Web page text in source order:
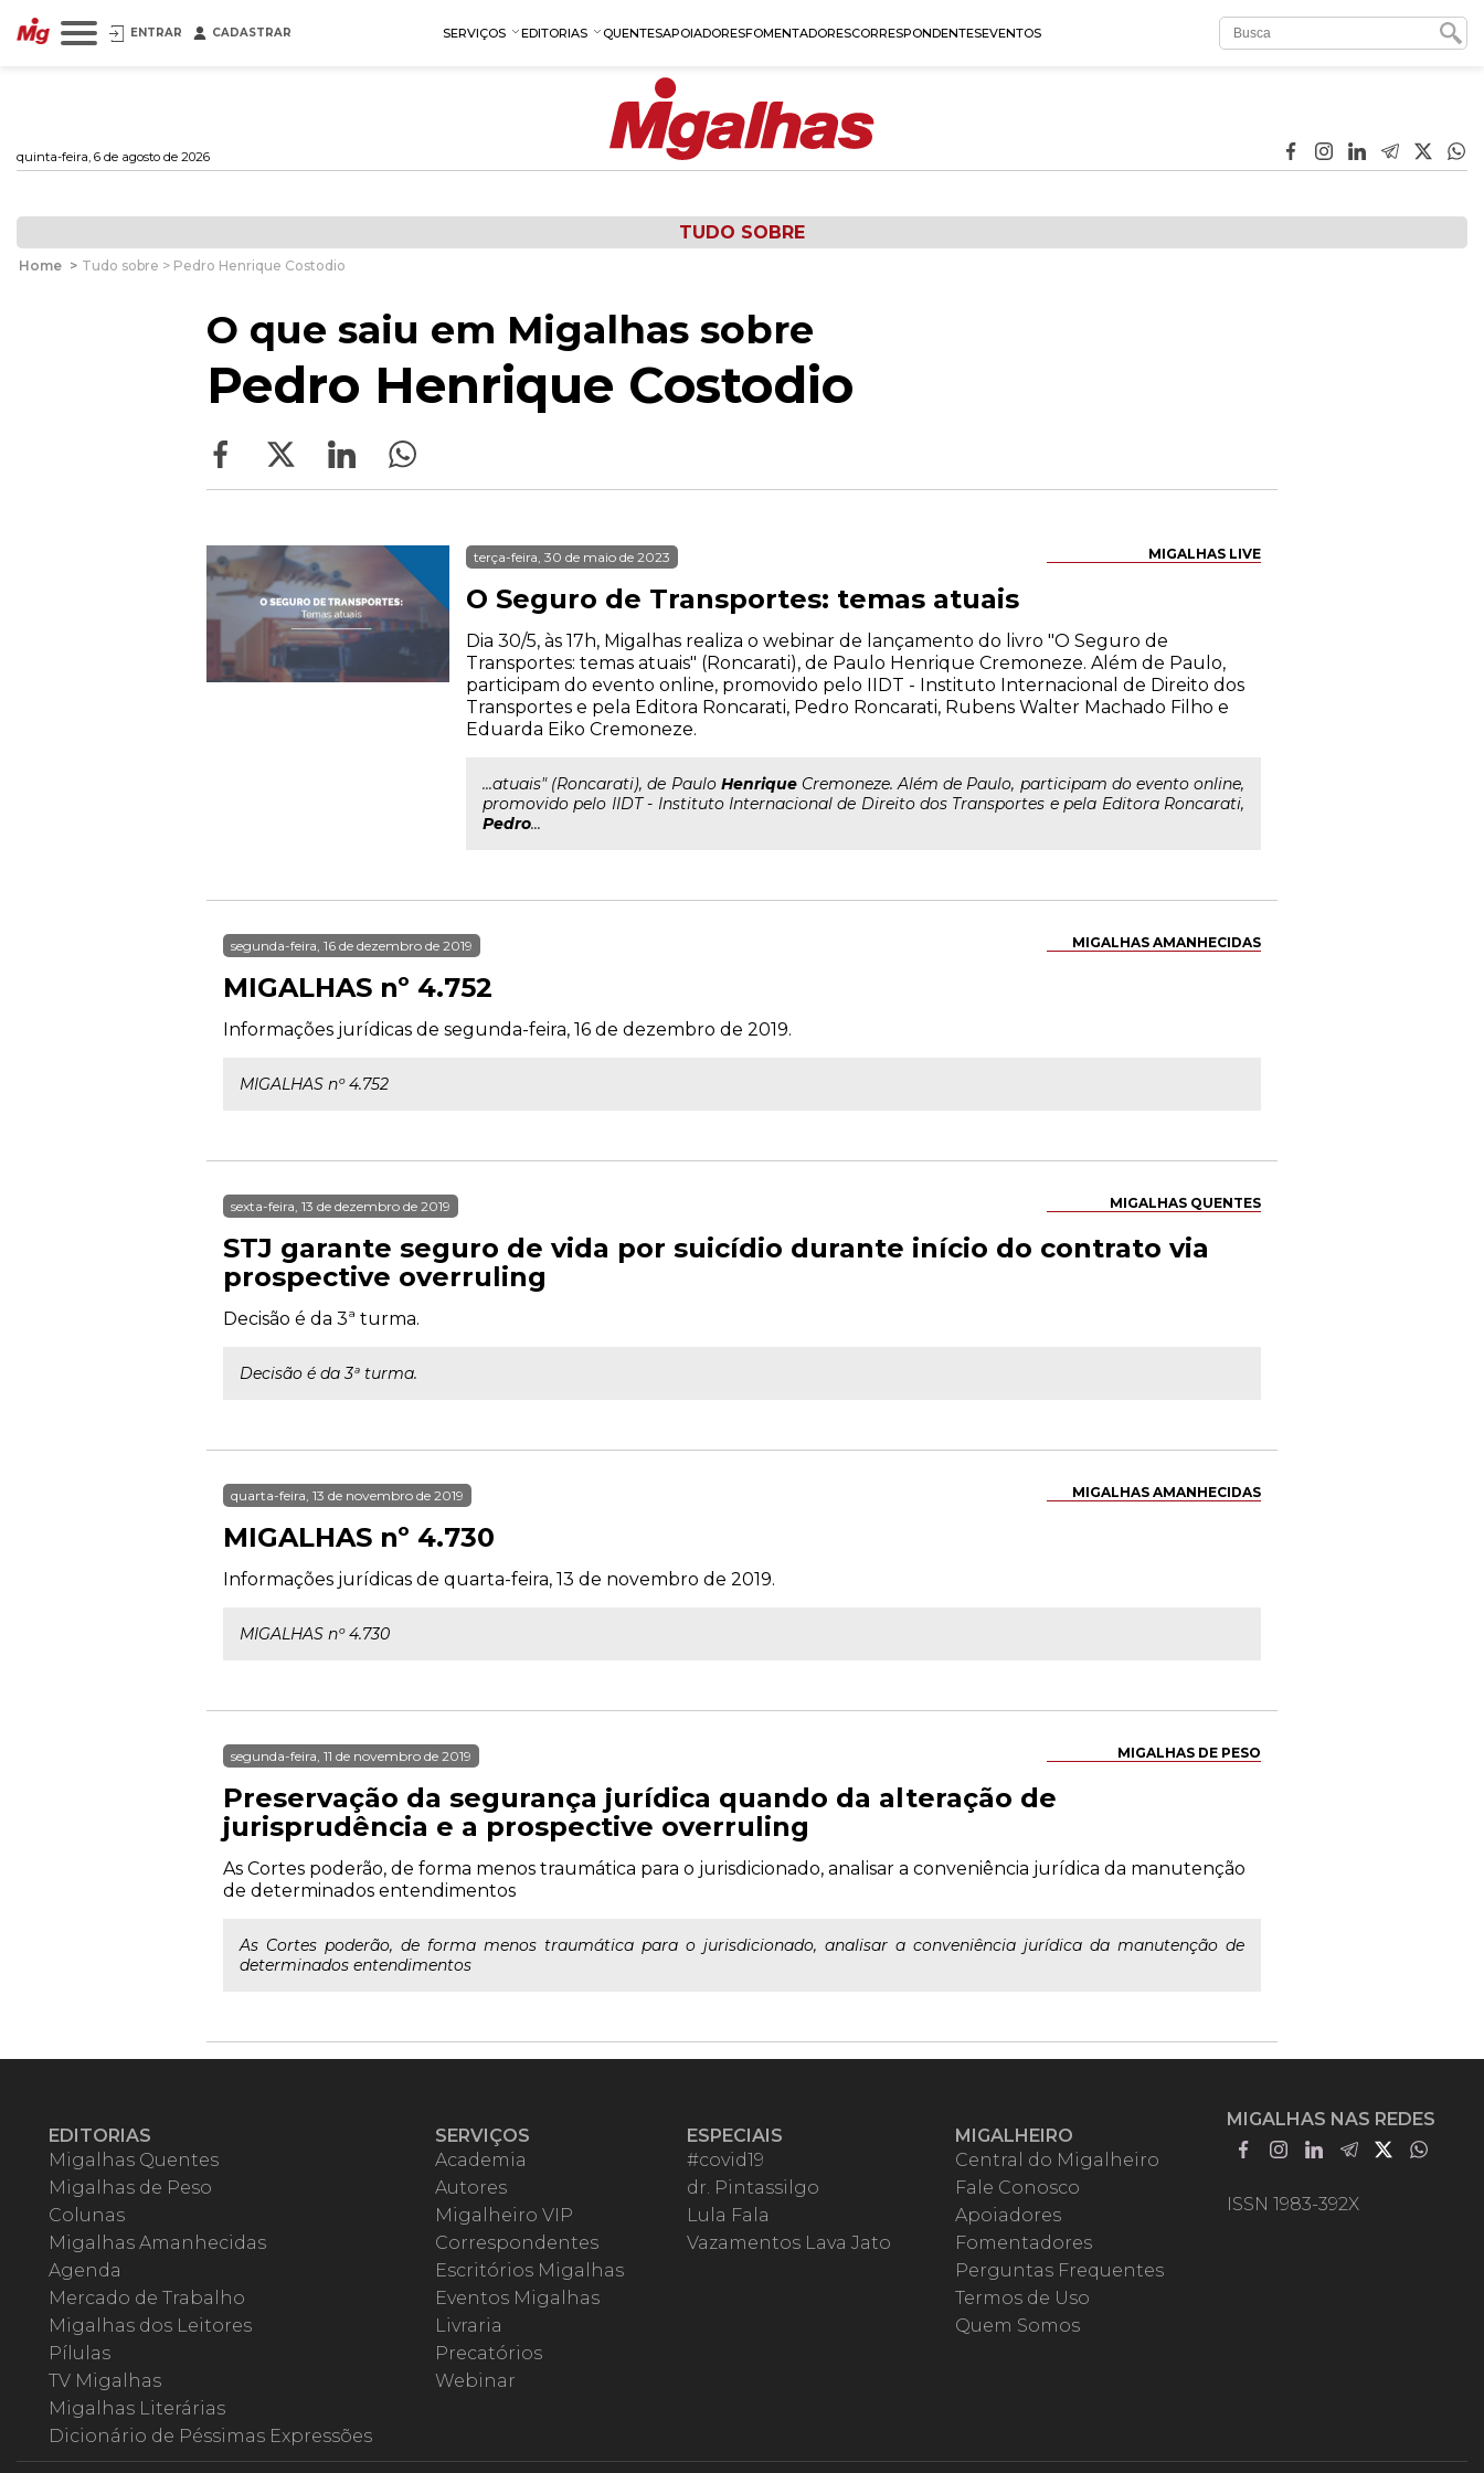
ENTRAR CADASTRAR SERVIÇOS EDITORIAS QUENTESAPOIADORESFOMENTADORESCORRESPONDENTESEVENTOS
quinta-feira, 6 de agosto de 2026
TUDO SOBRE
Home > Tudo sobre > Pedro Henrique Costodio
O que saiu em Migalhas sobre
Pedro Henrique Costodio
MIGALHAS LIVE
terça-feira, 30 de maio de 2023
O Seguro de Transportes: temas atuais
Dia 30/5, às 17h, Migalhas realiza o webinar de lançamento do livro "O Seguro de
Transportes: temas atuais" (Roncarati), de Paulo Henrique Cremoneze. Além de Paulo,
participam do evento online, promovido pelo IIDT - Instituto Internacional de Direito dos
Transportes e pela Editora Roncarati, Pedro Roncarati, Rubens Walter Machado Filho e
Eduarda Eiko Cremoneze.
...atuais" (Roncarati), de Paulo HenriqueCremoneze. Além de Paulo, participam do evento online,
promovido pelo IIDT - Instituto Internacional de Direito dos Transportes e pela Editora Roncarati,
Pedro...
MIGALHAS AMANHECIDAS
segunda-feira, 16 de dezembro de 2019
MIGALHAS nº 4.752
Informações jurídicas de segunda-feira, 16 de dezembro de 2019.
MIGALHAS nº 4.752
MIGALHAS QUENTES
sexta-feira, 13 de dezembro de 2019
STJ garante seguro de vida por suicídio durante início do contrato via
prospective overruling
Decisão é da 3ª turma.
Decisão é da 3ª turma.
MIGALHAS AMANHECIDAS
quarta-feira, 13 de novembro de 2019
MIGALHAS nº 4.730
Informações jurídicas de quarta-feira, 13 de novembro de 2019.
MIGALHAS nº 4.730
MIGALHAS DE PESO
segunda-feira, 11 de novembro de 2019
Preservação da segurança jurídica quando da alteração de
jurisprudência e a prospective overruling
As Cortes poderão, de forma menos traumática para o jurisdicionado, analisar a conveniência jurídica da manutenção
de determinados entendimentos
As Cortes poderão, de forma menos traumática para o jurisdicionado, analisar a conveniência jurídica da manutenção de
determinados entendimentos
EDITORIAS
Migalhas Quentes
Migalhas de Peso
Colunas
Migalhas Amanhecidas
Agenda
Mercado de Trabalho
Migalhas dos Leitores
Pílulas
TV Migalhas
Migalhas Literárias
Dicionário de Péssimas Expressões
SERVIÇOS
Academia
Autores
Migalheiro VIP
Correspondentes
Escritórios Migalhas
Eventos Migalhas
Livraria
Precatórios
Webinar
ESPECIAIS
#covid19
dr. Pintassilgo
Lula Fala
Vazamentos Lava Jato
MIGALHEIRO
Central do Migalheiro
Fale Conosco
Apoiadores
Fomentadores
Perguntas Frequentes
Termos de Uso
Quem Somos
MIGALHAS NAS REDES
ISSN 1983-392X